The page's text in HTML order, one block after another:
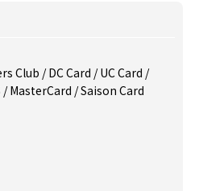
Club / DC Card / UC Card /
MasterCard / Saison Card